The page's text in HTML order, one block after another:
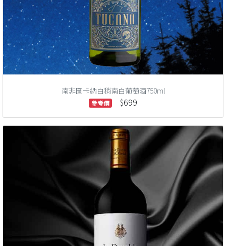
南非圖卡納白稍南白葡萄酒750ml
參考價 $699